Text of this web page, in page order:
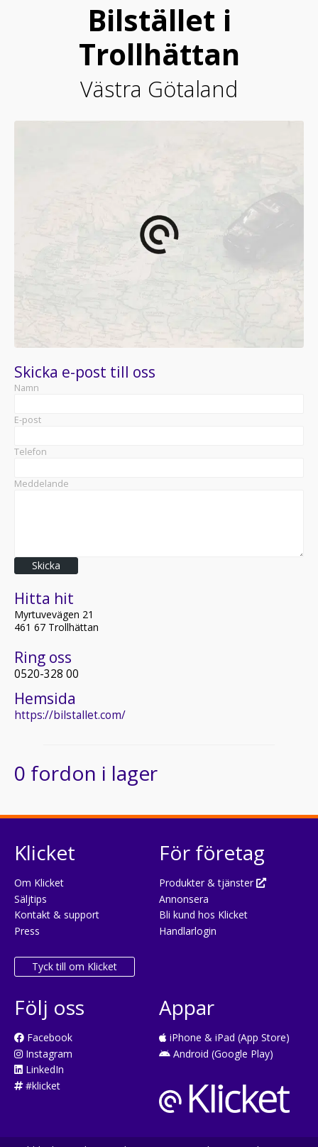
Bilstället i
Trollhättan
Västra Götaland
Skicka e-post till oss
Namn
E-post
Telefon
Meddelande
Skicka
Hitta hit
Myrtuvevägen 21
461 67 Trollhättan
Ring oss
0520-328 00
Hemsida
https://bilstallet.com/
0 fordon i lager
Klicket
Om Klicket
Säljtips
Kontakt & support
Press
Tyck till om Klicket
För företag
Produkter & tjänster
Annonsera
Bli kund hos Klicket
Handlarlogin
Följ oss
Facebook
Instagram
LinkedIn
#klicket
Appar
iPhone & iPad (App Store)
Android (Google Play)